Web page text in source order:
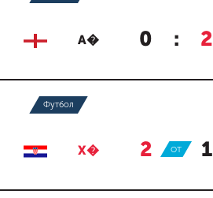
А� 0 : 2
Футбол
Х� 2 : 1
ОТ